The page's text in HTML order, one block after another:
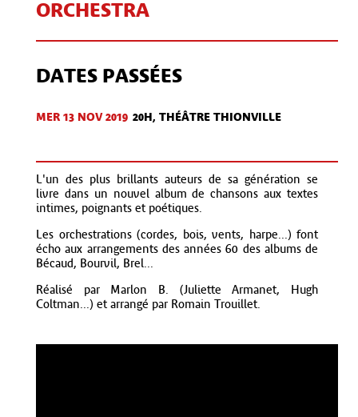
ORCHESTRA
DATES PASSÉES
MER 13 NOV2019 20H, THÉÂTRE THIONVILLE
L'un des plus brillants auteurs de sa génération se
livre dans un nouvel album de chansons aux textes
intimes, poignants et poétiques.
Les orchestrations (cordes, bois, vents, harpe...) font
écho aux arrangements des années 60 des albums de
Bécaud, Bourvil, Brel...
Réalisé par Marlon B. (Juliette Armanet, Hugh
Coltman...) et arrangé par Romain Trouillet.